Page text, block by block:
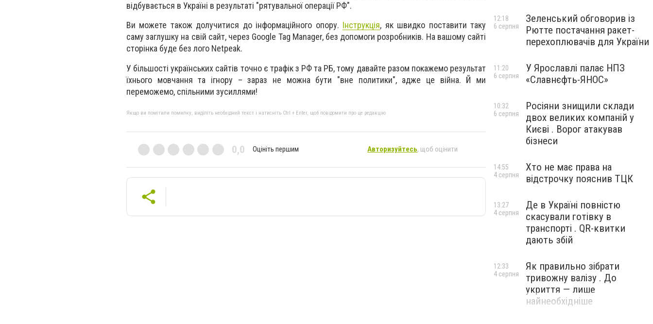
відбувається в Україні в результаті "рятувальної операції РФ".
Ви можете також долучитися до інформаційного опору. Інструкція, як швидко поставити таку
саму заглушку на свій сайт, через Google Tag Manager, без допомоги розробників. На вашому сайті
сторінка буде без лого Netpeak.
У більшості українських сайтів точно є трафік з РФ та РБ, тому давайте разом покажемо результат
їхнього мовчання та ігнору – зараз не можна бути "вне политики", адже це війна. Й ми
переможемо, спільними зусиллями!
Якщо ви помітили помилку, виділіть необхідний текст і натисніть Ctrl + Enter, щоб повідомити про це редакцію
0,0 Оцініть першим Авторизуйтесь, щоб оцінити
Зеленський обговорив із
Рютте постачання ракет-
перехоплювачів для України
12:18
6 серпня
У Ярославлі палає НПЗ
«Славнєфть-ЯНОС»
11:20
6 серпня
Росіяни знищили склади
двох великих компаній у
Києві . Ворог атакував
бізнеси
10:32
6 серпня
Хто не має права на
відстрочку пояснив ТЦК
14:55
4 серпня
Де в Україні повністю
скасували готівку в
транспорті . QR-квитки
дають збій
13:27
4 серпня
Як правильно зібрати
тривожну валізу . До
укриття — лише
найнеобхідніше
12:33
4 серпня